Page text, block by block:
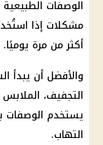
الوصفات
مشكلات إذا
أكثر من مرة يوميًا.
والأفضل أن يبدأ
التجفيف، الملابس
يستخدم الوصفات
التهاب.